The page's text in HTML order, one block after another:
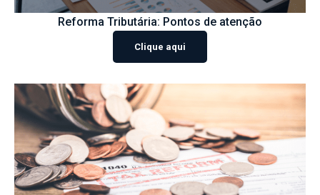
Reforma Tributária: Pontos de atenção
Clique aqui